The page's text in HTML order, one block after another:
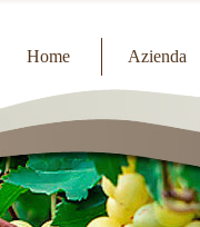
Home Azienda